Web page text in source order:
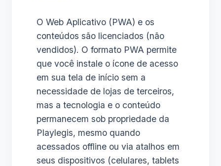
O Web Aplicativo (PWA) e os
conteúdos são licenciados (não
vendidos). O formato PWA permite
que você instale o ícone de acesso
em sua tela de início sem a
necessidade de lojas de terceiros,
mas a tecnologia e o conteúdo
permanecem sob propriedade da
Playlegis, mesmo quando
acessados offline ou via atalhos em
seus dispositivos (celulares, tablets